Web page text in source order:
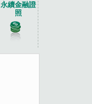
永續金融證
照